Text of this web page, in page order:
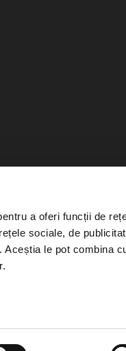
a oferi funcții de
sociale, de
le pot combina